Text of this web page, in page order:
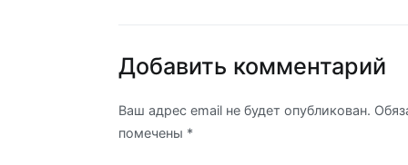
записям
Добавить комментарий
Ваш адрес email не будет опубликован.
помечены *